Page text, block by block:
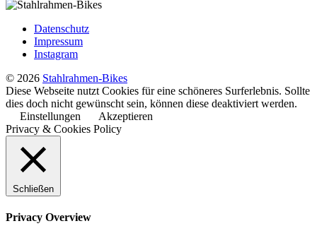
Datenschutz
Impressum
Instagram
© 2026 Stahlrahmen-Bikes
Diese Webseite nutzt Cookies für eine schöneres Surferlebnis. Sollte
dies doch nicht gewünscht sein, können diese deaktiviert werden.
Einstellungen
Akzeptieren
Privacy & Cookies Policy
Schließen
Privacy Overview